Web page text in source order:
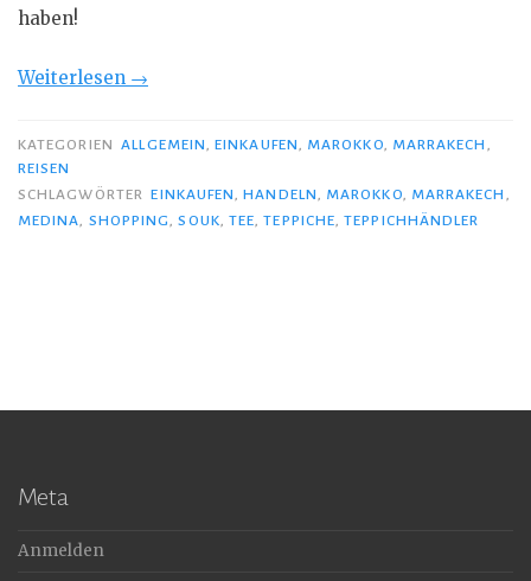
haben!
Weiterlesen „Ein
ein
und
→
KATEGORIEN ALLGEMEIN,EINKAUFEN, MAROKKO, MARRAKECH ,
REISEN
SCHLAGWÖRTER EINKAUFEN,HANDELN, MAROKKO, MARRAKECH ,
MEDINA, SHOPPING,SOUK, TEE,TEPPICHE,TEPPICHHÄNDLER
Meta
Anmelden